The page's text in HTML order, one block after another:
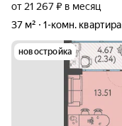
от 21 267 ₽ в месяц
37 м²
1-комн. квартира
новостройка